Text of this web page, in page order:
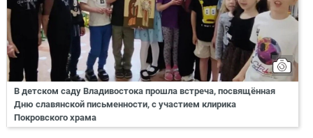
В детском саду Владивостока прошла встреча, посвящённая
Дню славянской письменности, с участием клирика
Покровского храма